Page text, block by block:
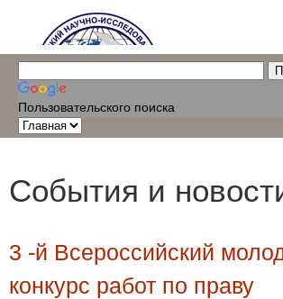
Пользовательского поиска
События и
3 -й Всероссийский
конкурс работ по праву